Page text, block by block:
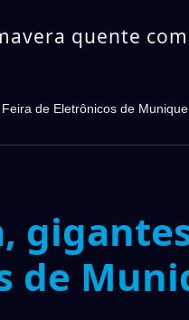
quente
de
de Eletrônicos de
de